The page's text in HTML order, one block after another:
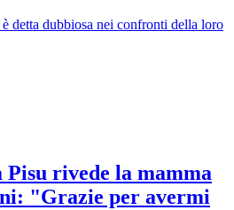
detta dubbiosa nei confronti della loro
rivede la mamma
"Grazie per avermi